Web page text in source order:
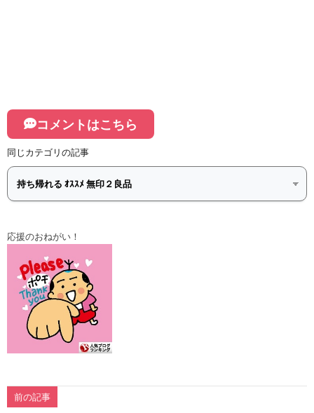
コメントはこちら
同じカテゴリの記事
応援のおねがい！
前の記事